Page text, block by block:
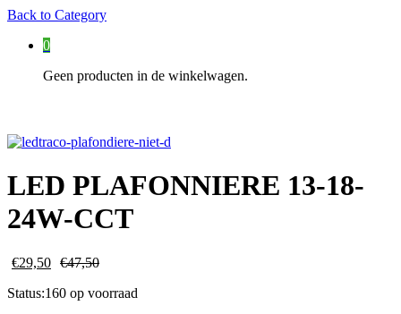
Back to Category
0
Geen producten in de winkelwagen.
LED PLAFONNIERE 13-18-
24W-CCT
€29,50 €47,50
Status:160 op voorraad